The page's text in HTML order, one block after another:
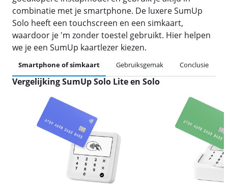
combinatie met je smartphone. De luxere SumUp
Solo heeft een touchscreen en een simkaart,
waardoor je 'm zonder toestel gebruikt. Hier helpen
we je een SumUp kaartlezer kiezen.
Smartphone of simkaart Gebruiksgemak Conclusie
Vergelijking SumUp Solo Lite en Solo